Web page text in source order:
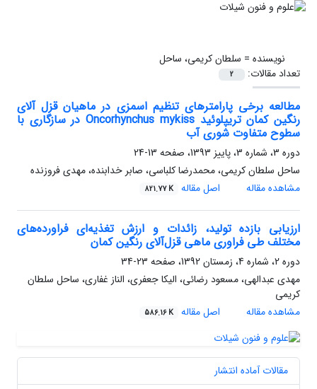
نویسنده = سلطان کریمی، ساحل
تعداد مقالات:
2
مطالعه برخی پارامترهای تنظیم اسمزی در ماهیان قزل آلای
رنگین کمان تریپلوئید Oncorhynchus mykiss در سازگاری با
سطوح متفاوت شوری آب
دوره 3، شماره 3، پاییز 1393، صفحه
13-24
ساحل سلطان کریمی، محمدرضا کلباسی، صابر خدابنده، مهدی فروزنده
مشاهده مقاله
اصل مقاله 821.77 K
ارزیابی بازده تولید، زائدات و ارزش تغذیه‌ای فراورده‌های
مختلف طی فراوری ماهی قزل‌آلای رنگین کمان
دوره 2، شماره 4، زمستان 1392، صفحه
23-34
مهدی عبدالهی، مسعود رضائی، الیکا جعفری، الناز غفاری، ساحل سلطان
کریمی
مشاهده مقاله
اصل مقاله 586.16 K
مقالات آماده انتشار